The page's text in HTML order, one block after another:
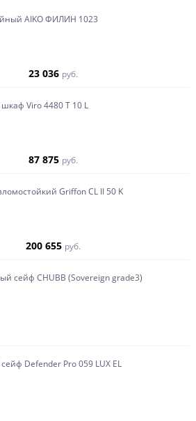
AIKO ФИЛИН 1023
23 036 руб.
Viro 4480 T 10 L
87 875 руб.
Griffon CL II 50 K
200 655 руб.
сейф CHUBB (Sovereign grade3)
Defender Pro 059 LUX EL